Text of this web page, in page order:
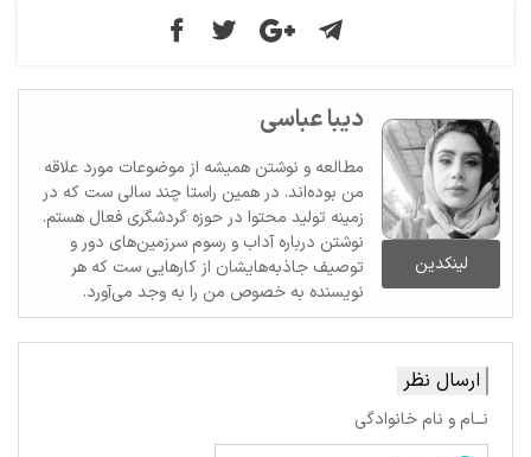
لینکدین
دیبا عباسی
مطالعه و نوشتن همیشه از موضوعات مورد علاقه
من بوده‌اند. در همین راستا چند سالی ست که در
زمینه تولید محتوا در حوزه گردشگری فعال هستم.
نوشتن درباره آداب و رسوم سرزمین‌های دور و
توصیف جاذبه‌هایشان از کارهایی ست که هر
نویسنده به خصوص من را به وجد می‌آورد.
ارسال نظر
نــام و نام خانوادگی